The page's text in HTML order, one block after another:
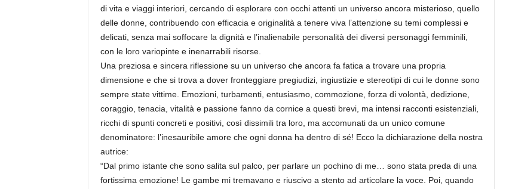
di vita e viaggi interiori, cercando di esplorare con occhi attenti un universo ancora misterioso, quello
delle donne, contribuendo con efficacia e originalità a tenere viva l’attenzione su temi complessi e
delicati, senza mai soffocare la dignità e l’inalienabile personalità dei diversi personaggi femminili,
con le loro variopinte e inenarrabili risorse.
Una preziosa e sincera riflessione su un universo che ancora fa fatica a trovare una propria
dimensione e che si trova a dover fronteggiare pregiudizi, ingiustizie e stereotipi di cui le donne sono
sempre state vittime. Emozioni, turbamenti, entusiasmo, commozione, forza di volontà, dedizione,
coraggio, tenacia, vitalità e passione fanno da cornice a questi brevi, ma intensi racconti esistenziali,
ricchi di spunti concreti e positivi, così dissimili tra loro, ma accomunati da un unico comune
denominatore: l’inesauribile amore che ogni donna ha dentro di sé! Ecco la dichiarazione della nostra
autrice:
“Dal primo istante che sono salita sul palco, per parlare un pochino di me… sono stata preda di una
fortissima emozione! Le gambe mi tremavano e riuscivo a stento ad articolare la voce. Poi, quando